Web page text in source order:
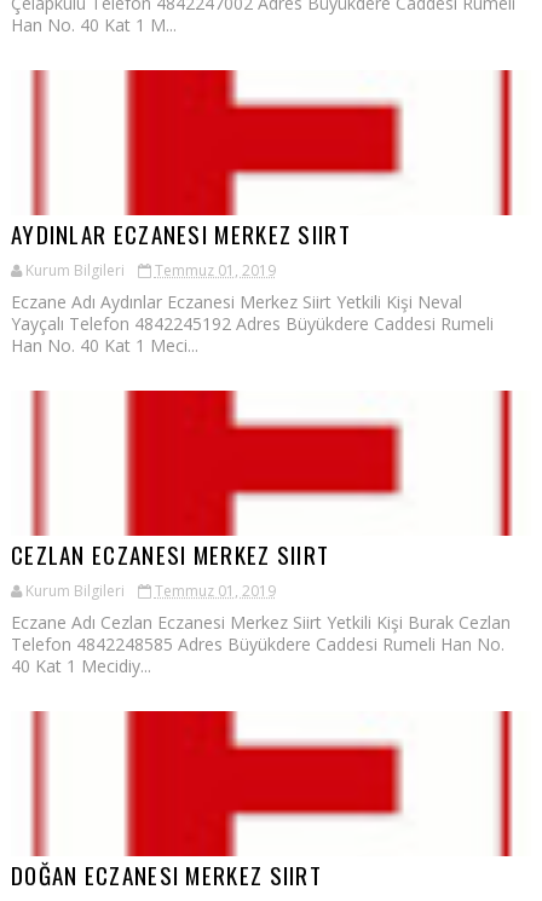
Han No. 40 Kat 1 M...
AYDINLAR ECZANESI MERKEZ SIIRT
Kurum Bilgileri Temmuz 01, 2019
Eczane Adı Aydınlar Eczanesi Merkez Siirt Yetkili Kişi Neval
Yayçalı Telefon 4842245192 Adres Büyükdere Caddesi Rumeli
Han No. 40 Kat 1 Meci...
CEZLAN ECZANESI MERKEZ SIIRT
Kurum Bilgileri Temmuz 01, 2019
Eczane Adı Cezlan Eczanesi Merkez Siirt Yetkili Kişi Burak Cezlan
Telefon 4842248585 Adres Büyükdere Caddesi Rumeli Han No.
40 Kat 1 Mecidiy...
DOĞAN ECZANESI MERKEZ SIIRT